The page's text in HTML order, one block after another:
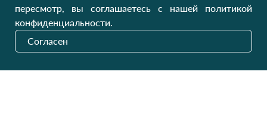
Наши обновления
Отправить
пересмотр, вы соглашаетесь с нашей политикой
конфиденциальности.
Согласен